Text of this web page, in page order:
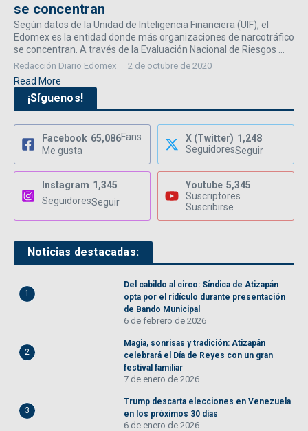
se concentran
Según datos de la Unidad de Inteligencia Financiera (UIF), el
Edomex es la entidad donde más organizaciones de narcotráfico
se concentran. A través de la Evaluación Nacional de Riesgos ...
Redacción Diario Edomex 2 de octubre de 2020
Read More
¡Síguenos!
Facebook 65,086Fans
Me gusta
X (Twitter) 1,248
SeguidoresSeguir
Instagram 1,345
SeguidoresSeguir
Youtube 5,345
Suscriptores
Suscribirse
Noticias destacadas:
1
Del cabildo al circo: Síndica de Atizapán
opta por el ridículo durante presentación
de Bando Municipal
6 de febrero de 2026
2
Magia, sonrisas y tradición: Atizapán
celebrará el Día de Reyes con un gran
festival familiar
7 de enero de 2026
3
Trump descarta elecciones en Venezuela
en los próximos 30 días
6 de enero de 2026